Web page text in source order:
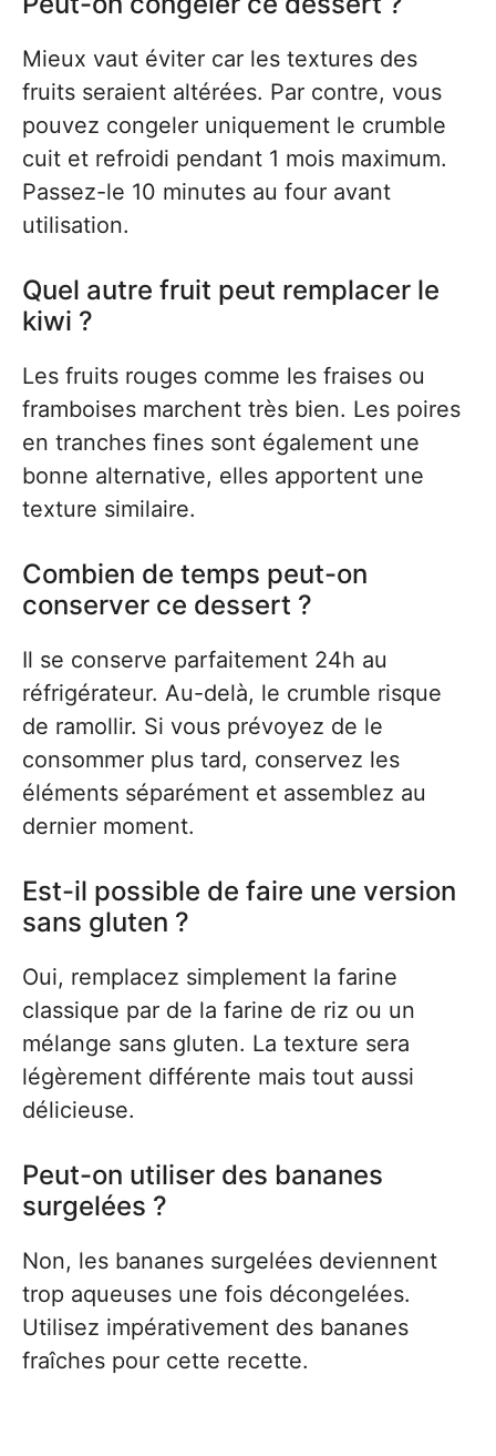
Mieux vaut éviter car les textures des
fruits seraient altérées. Par contre, vous
pouvez congeler uniquement le crumble
cuit et refroidi pendant 1 mois maximum.
Passez-le 10 minutes au four avant
utilisation.
Quel autre fruit peut remplacer le
kiwi ?
Les fruits rouges comme les fraises ou
framboises marchent très bien. Les poires
en tranches fines sont également une
bonne alternative, elles apportent une
texture similaire.
Combien de temps peut-on
conserver ce dessert ?
Il se conserve parfaitement 24h au
réfrigérateur. Au-delà, le crumble risque
de ramollir. Si vous prévoyez de le
consommer plus tard, conservez les
éléments séparément et assemblez au
dernier moment.
Est-il possible de faire une version
sans gluten ?
Oui, remplacez simplement la farine
classique par de la farine de riz ou un
mélange sans gluten. La texture sera
légèrement différente mais tout aussi
délicieuse.
Peut-on utiliser des bananes
surgelées ?
Non, les bananes surgelées deviennent
trop aqueuses une fois décongelées.
Utilisez impérativement des bananes
fraîches pour cette recette.